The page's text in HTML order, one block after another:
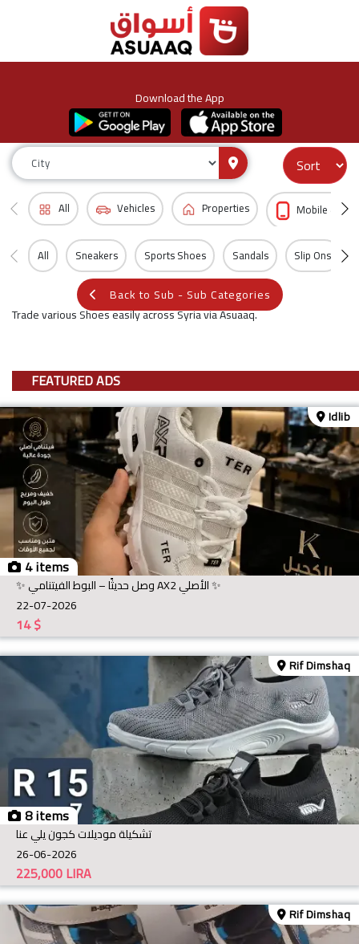
Download the App
All Vehicles Properties Mobile &
All Sneakers Sports Shoes Sandals Slip Ons
Back to Sub - Sub Categories
Trade various Shoes easily across Syria via Asuaaq.
FEATURED ADS
4 items
Idlib
✨ وصل حديثًا – البوط الفيتنامي AX2 الأصلي ✨
22-07-2026
$
14
8 items
Rif Dimshaq
تشكيلة موديلات كجون يلي عنا
26-06-2026
LIRA
225,000
Rif Dimshaq